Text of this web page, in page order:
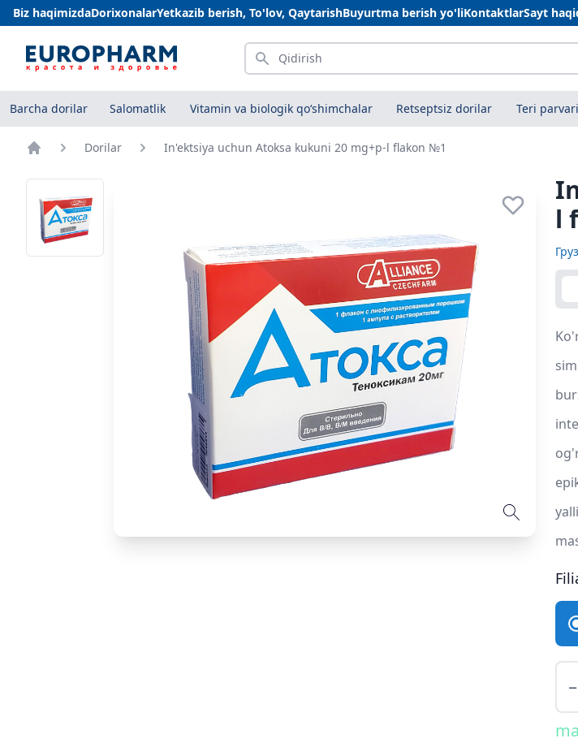
Biz haqimizdaDorixonalarYetkazib berish, To'lov, QaytarishBuyurtma berish yo'liKontaktlarSayt
Qidirish
Barcha dorilar Salomatlik Vitamin va biologik qo‘shimchalar Retseptsiz dorilar Teri
Dorilar In'ektsiya uchun Atoksa kukuni 20 mg+p-l flakon №1
l
−